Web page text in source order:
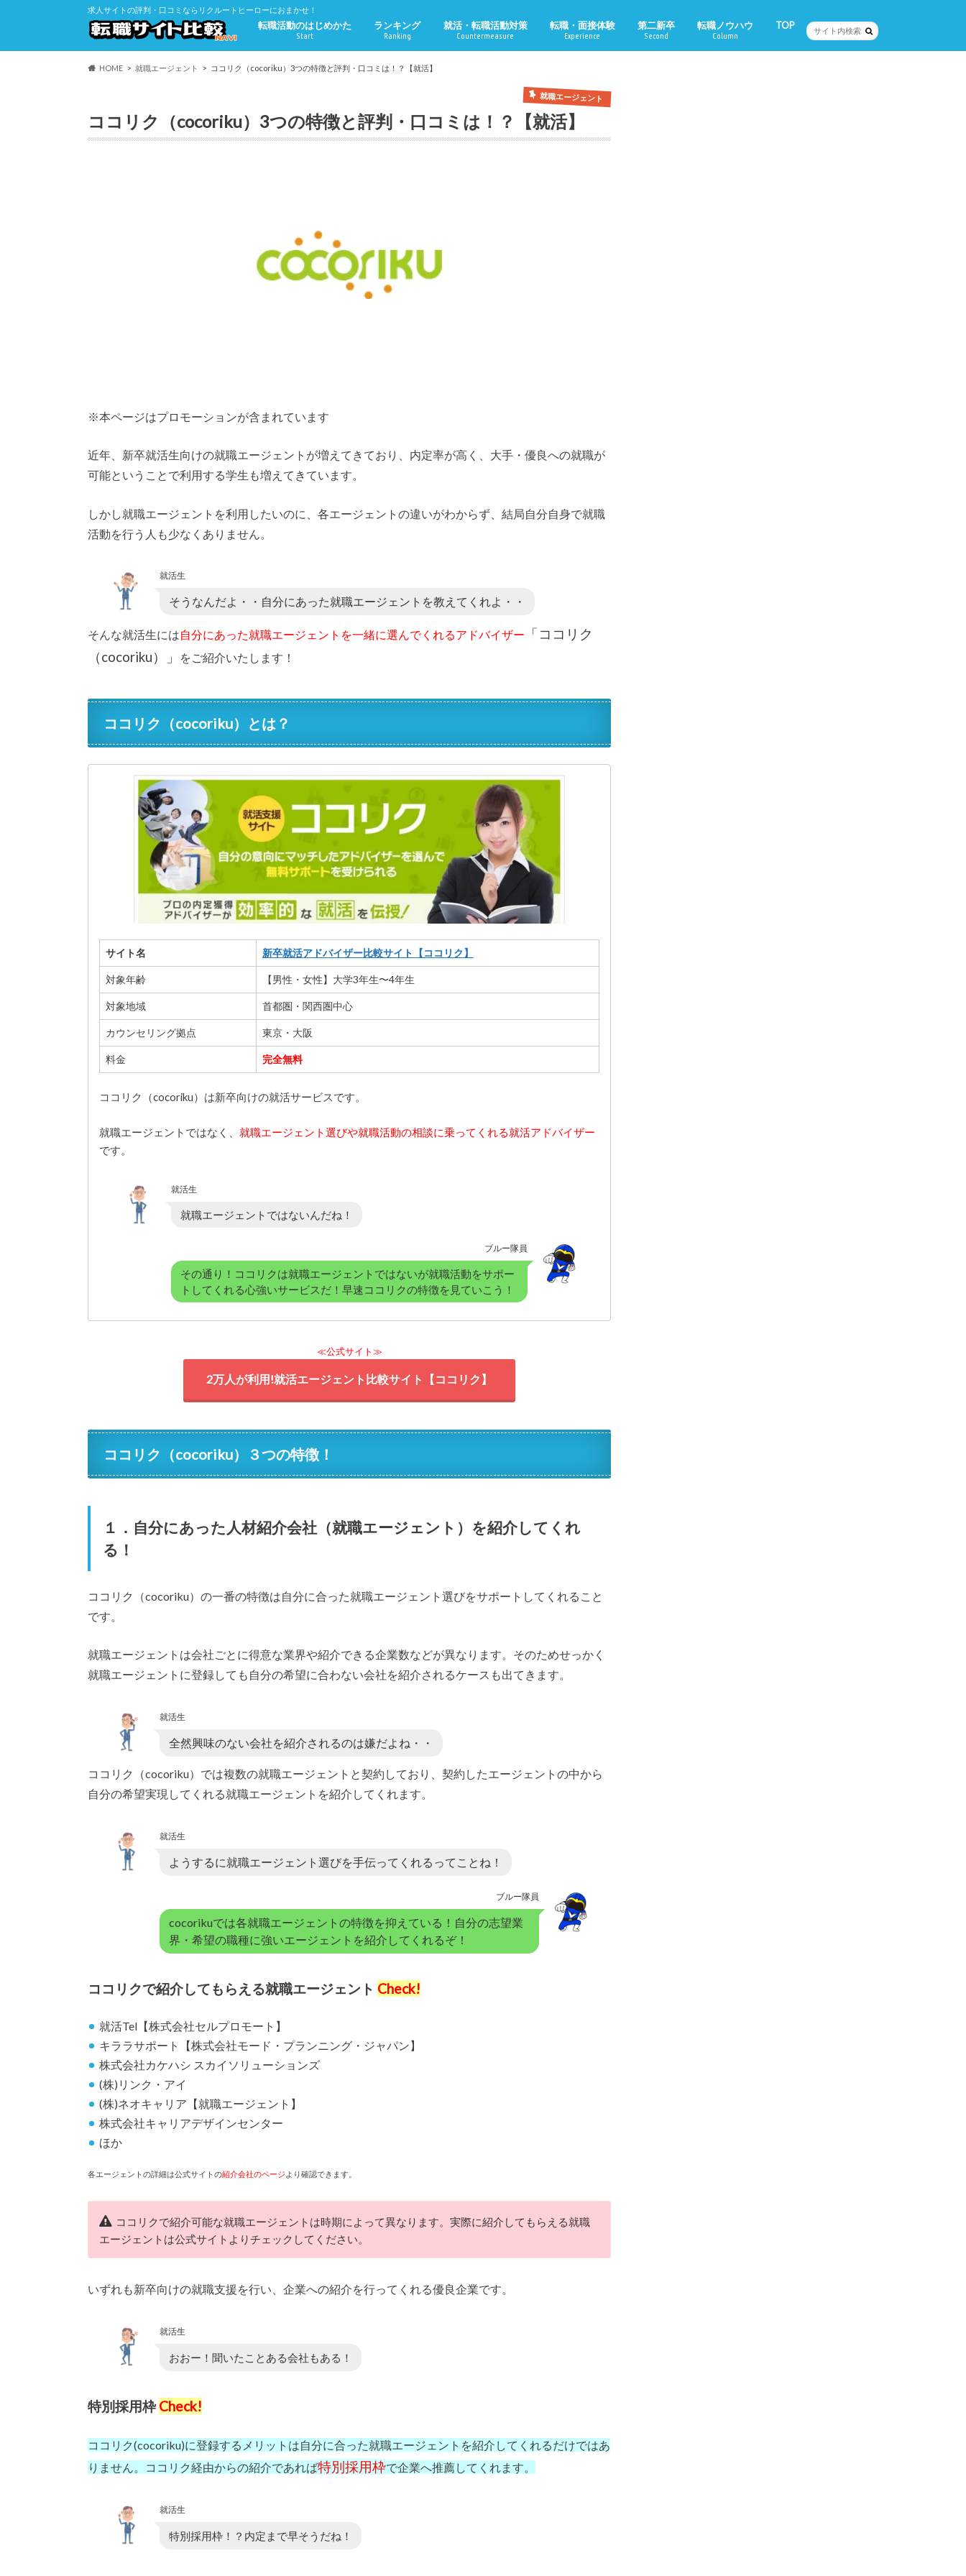
求人サイトの評判・口コミならリクルートヒーローにおまかせ！
転職活動のはじめかた
Start
ランキング
Ranking
就活・転職活動対策
Countermeasure
転職・面接体験
Experience
第二新卒
Second
転職ノウハウ
Column
TOP
HOME 就職エージェント ココリク（cocoriku）3つの特徴と評判・口コミは！？【就活】
就職エージェント
ココリク（cocoriku）3つの特徴と評判・口コミは！？【就活】
※本ページはプロモーションが含まれています
近年、新卒就活生向けの就職エージェントが増えてきており、内定率が高く、大手・優良への就職が
可能ということで利用する学生も増えてきています。
しかし就職エージェントを利用したいのに、各エージェントの違いがわからず、結局自分自身で就職
活動を行う人も少なくありません。
就活生
そうなんだよ・・自分にあった就職エージェントを教えてくれよ・・
そんな就活生には自分にあった就職エージェントを一緒に選んでくれるアドバイザー
「ココリク
（cocoriku）」
をご紹介いたします！
ココリク（cocoriku）とは？
サイト名 新卒就活アドバイザー比較サイト【ココリク】
対象年齢 【男性・女性】大学3年生〜4年生
対象地域 首都圏・関西圏中心
カウンセリング拠点 東京・大阪
料金 完全無料
ココリク（cocoriku）は新卒向けの就活サービスです。
就職エージェントではなく、 就職エージェント選びや就職活動の相談に乗ってくれる就活アドバイザー
です。
就活生
就職エージェントではないんだね！
ブルー隊員
その通り！ココリクは就職エージェントではないが就職活動をサポー
トしてくれる心強いサービスだ！早速ココリクの特徴を見ていこう！
≪公式サイト≫
2万人が利用!就活エージェント比較サイト【ココリク】
ココリク（cocoriku）３つの特徴！
１．自分にあった人材紹介会社（就職エージェント）を紹介してくれ
る！
ココリク（cocoriku）の一番の特徴は自分に合った就職エージェント選びをサポートしてくれること
です。
就職エージェントは会社ごとに得意な業界や紹介できる企業数などが異なります。そのためせっかく
就職エージェントに登録しても自分の希望に合わない会社を紹介されるケースも出てきます。
就活生
全然興味のない会社を紹介されるのは嫌だよね・・
ココリク（cocoriku）では複数の就職エージェントと契約しており、契約したエージェントの中から
自分の希望実現してくれる就職エージェントを紹介してくれます。
就活生
ようするに就職エージェント選びを手伝ってくれるってことね！
ブルー隊員
cocorikuでは各就職エージェントの特徴を抑えている！自分の志望業
界・希望の職種に強いエージェントを紹介してくれるぞ！
ココリクで紹介してもらえる就職エージェント Check!
就活Tel【株式会社セルプロモート】
キララサポート【株式会社モード・プランニング・ジャパン】
株式会社カケハシ スカイソリューションズ
(株)リンク・アイ
(株)ネオキャリア【就職エージェント】
株式会社キャリアデザインセンター
ほか
各エージェントの詳細は公式サイトの紹介会社のページ より確認できます。
ココリクで紹介可能な就職エージェントは時期によって異なります。実際に紹介してもらえる就職
エージェントは公式サイトよりチェックしてください。
いずれも新卒向けの就職支援を行い、企業への紹介を行ってくれる優良企業です。
就活生
おおー！聞いたことある会社もある！
特別採用枠Check!
ココリク(cocoriku)に登録するメリットは自分に合った就職エージェントを紹介してくれるだけではあ
りません。ココリク経由からの紹介であれば特別採用枠で企業へ推薦してくれます。
就活生
特別採用枠！？内定まで早そうだね！